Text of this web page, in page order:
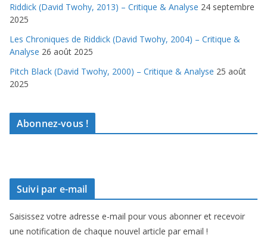
Riddick (David Twohy, 2013) – Critique & Analyse 24 septembre
2025
Les Chroniques de Riddick (David Twohy, 2004) – Critique &
Analyse 26 août 2025
Pitch Black (David Twohy, 2000) – Critique & Analyse 25 août
2025
Abonnez-vous !
Suivi par e-mail
Saisissez votre adresse e-mail pour vous abonner et recevoir
une notification de chaque nouvel article par email !